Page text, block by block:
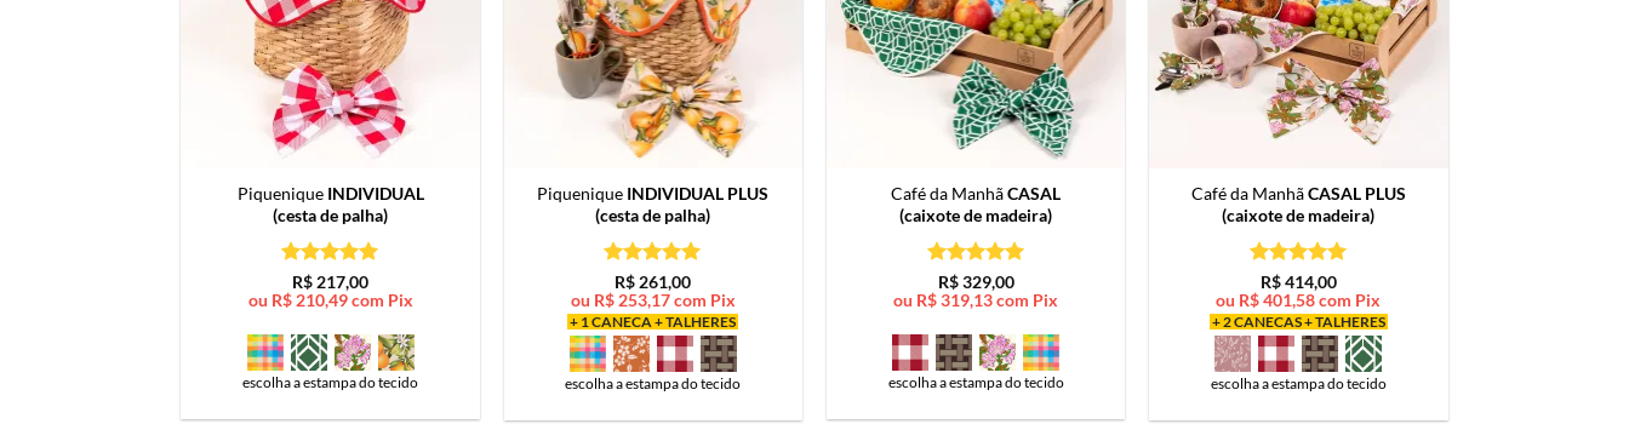
Piquenique INDIVIDUAL
(cesta de palha)
Avaliação5
de 5
R$ 217,00
ou R$210,49com Pix
escolha a estampa do tecido
Piquenique INDIVIDUAL PLUS
(cesta de palha)
Avaliação5
de 5
R$ 261,00
ou R$253,17com Pix
+ 1 CANECA + TALHERES
escolha a estampa do tecido
Café da ManhãCASAL
(caixote de madeira)
Avaliação5
de 5
R$329,00
ou R$319,13com Pix
escolha a estampa do tecido
Café da ManhãCASAL PLUS
(caixote de madeira)
Avaliação5
de 5
R$414,00
ou R$401,58com Pix
+ 2 CANECAS + TALHERES
escolha a estampa do tecido